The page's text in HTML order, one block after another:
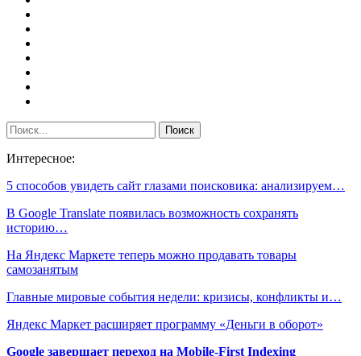
Интересное:
5 способов увидеть сайт глазами поисковика: анализируем…
В Google Translate появилась возможность сохранять
историю…
На Яндекс Маркете теперь можно продавать товары
самозанятым
Главные мировые события недели: кризисы, конфликты и…
Яндекс Маркет расширяет программу «Деньги в оборот»
Google завершает переход на Mobile-First Indexing